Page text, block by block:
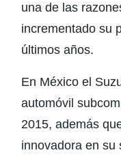
una de las
incrementado su
últimos años.
En México el
automóvil
2015, además
innovadora en su